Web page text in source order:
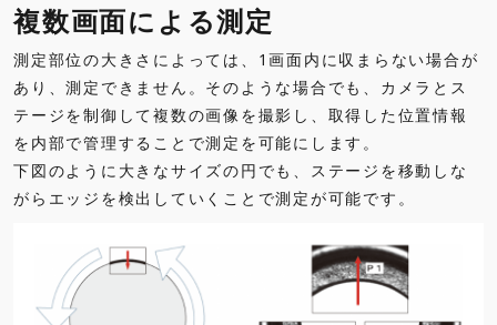
複数画面による測定
測定部位の大きさによっては、1画面内に収まらない場合が
あり、測定できません。そのような場合でも、カメラとス
テージを制御して複数の画像を撮影し、取得した位置情報
を内部で管理することで測定を可能にします。
下図のように大きなサイズの円でも、ステージを移動しな
がらエッジを検出していくことで測定が可能です。